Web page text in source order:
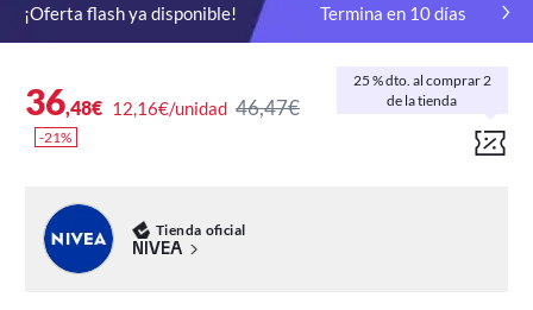
¡Oferta flash ya disponible! Termina en 10días
36,48€ 12,16€/unidad 46,47€
-21%
25 % dto. al comprar 2
de la tienda
Tienda oficial
NIVEA